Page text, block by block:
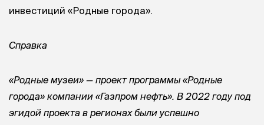
инвестиций «Родные города».
Справка
«Родные музеи» — проект программы «Родные
города» компании «Газпром нефть». В 2022 году под
эгидой проекта в регионах были успешно